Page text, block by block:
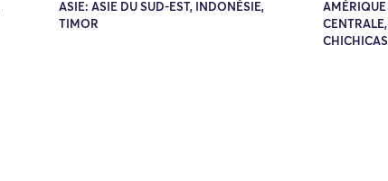
ASIE: ASIE DU SUD-EST, INDONÉSIE,
TIMOR